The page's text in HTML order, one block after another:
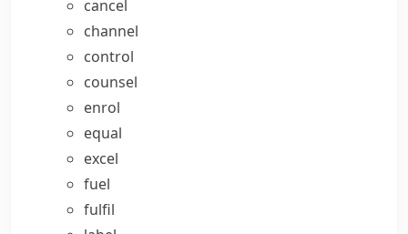
cancel
channel
control
counsel
enrol
equal
excel
fuel
fulfil